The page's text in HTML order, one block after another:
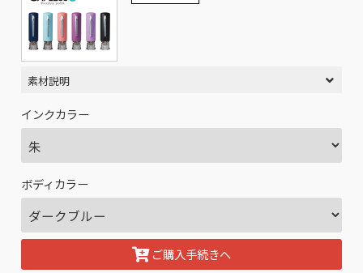
素材説明
インクカラー
ボディカラー
ご購入手続きへ